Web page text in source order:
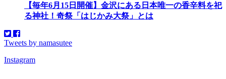
【毎年6月15日開催】金沢にある日本唯一の香辛料を祀
る神社！奇祭「はじかみ大祭」とは
Tweets by namasutee
Instagram